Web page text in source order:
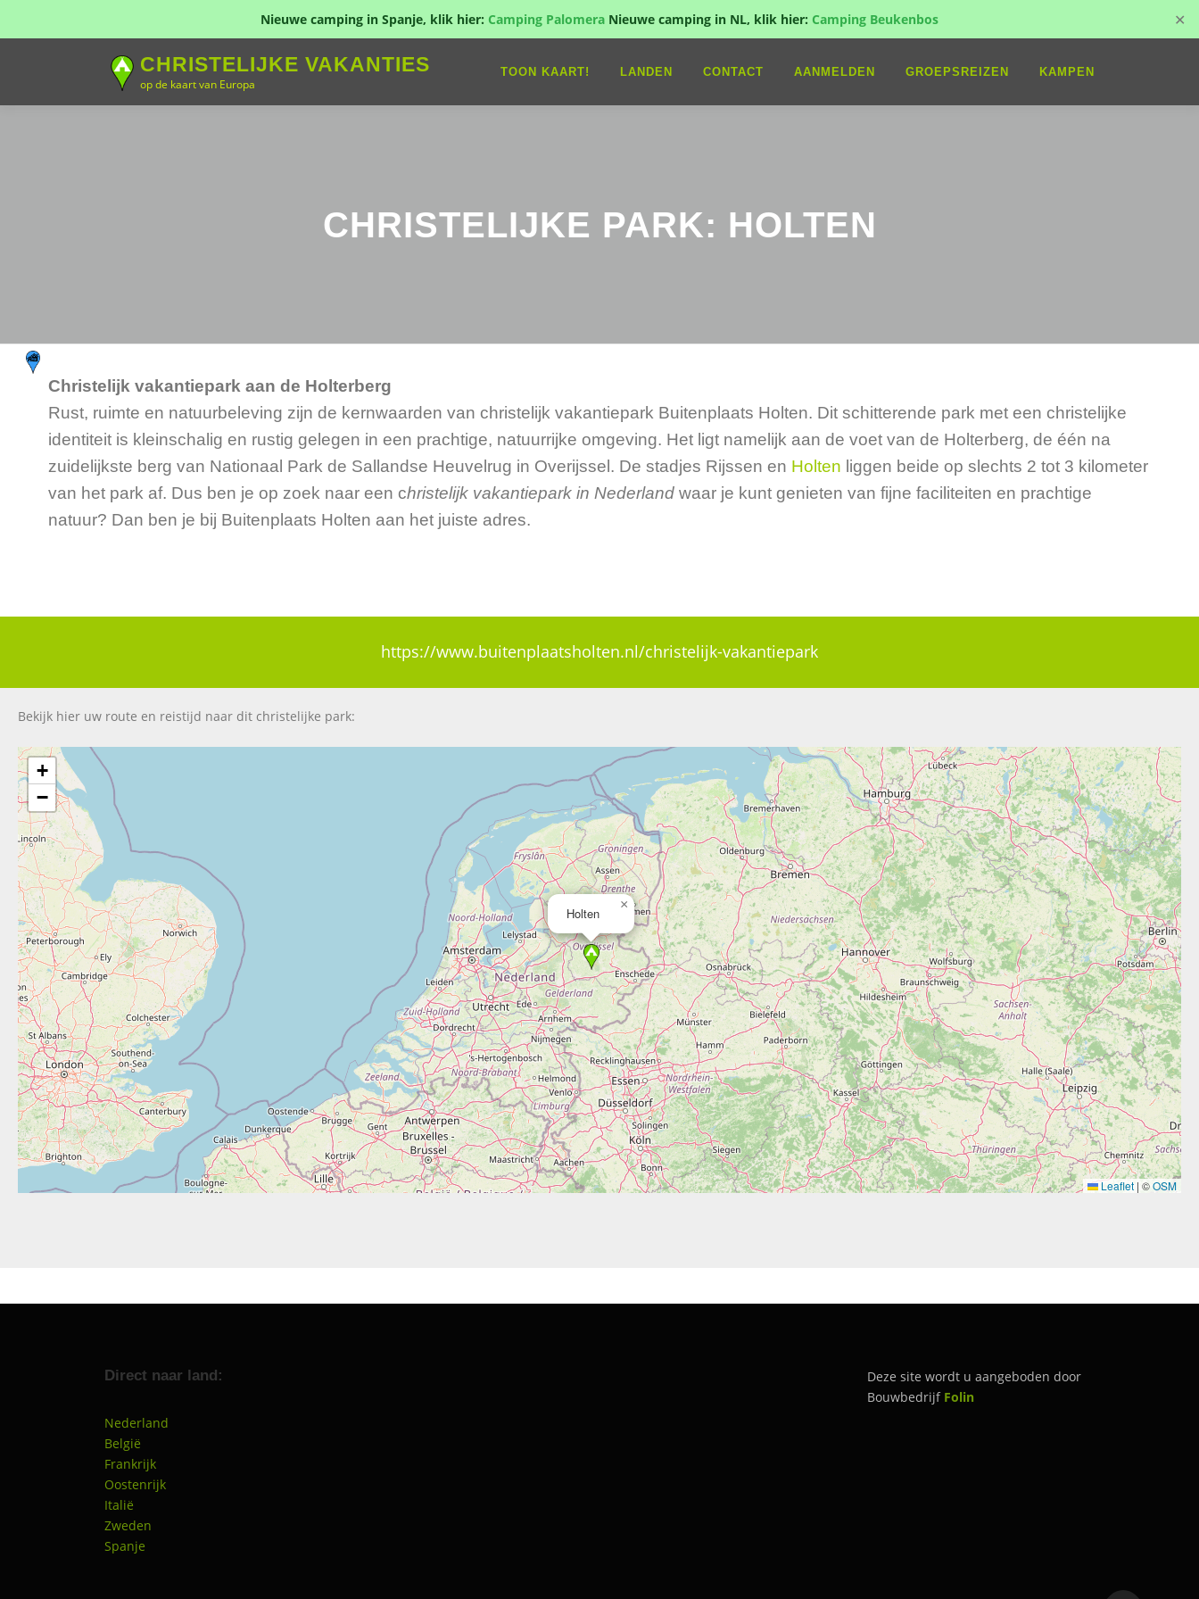
Nieuwe camping in Spanje, klik hier: Camping Palomera Nieuwe camping in NL, klik hier: Camping Beukenbos ✕
springen
CHRISTELIJKE VAKANTIES
op de kaart van Europa
TOON KAART! LANDEN CONTACT AANMELDEN GROEPSREIZEN KAMPEN
CHRISTELIJKE PARK: HOLTEN
Christelijk vakantiepark aan de Holterberg
Rust, ruimte en natuurbeleving zijn de kernwaarden van christelijk vakantiepark Buitenplaats Holten. Dit schitterende park met een christelijke
identiteit is kleinschalig en rustig gelegen in een prachtige, natuurrijke omgeving. Het ligt namelijk aan de voet van de Holterberg, de één na
zuidelijkste berg van Nationaal Park de Sallandse Heuvelrug in Overijssel. De stadjes Rijssen en Holten liggen beide op slechts 2 tot 3 kilometer
van het park af. Dus ben je op zoek naar een christelijk vakantiepark in Nederland waar je kunt genieten van fijne faciliteiten en prachtige
natuur? Dan ben je bij Buitenplaats Holten aan het juiste adres.
https://www.buitenplaatsholten.nl/christelijk-vakantiepark
Bekijk hier uw route en reistijd naar dit christelijke park:
Holten
×
+
−
Leaflet | ©OSM
Direct naar land:
Nederland
België
Frankrijk
Oostenrijk
Italië
Zweden
Spanje
Deze site wordt u aangeboden door
Bouwbedrijf Folin